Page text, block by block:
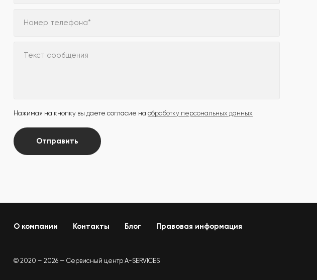
Номер телефона*
Текст сообщения
Нажимая на кнопку вы даете согласие на обработку персональных данных
Отправить
О компании Контакты Блог Правовая информация
© 2020 – 2026 — Сервисный центр A-SERVICES